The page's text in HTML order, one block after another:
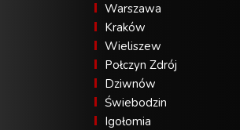
Warszawa
Kraków
Wieliszew
Połczyn Zdrój
Dziwnów
Świebodzin
Igołomia